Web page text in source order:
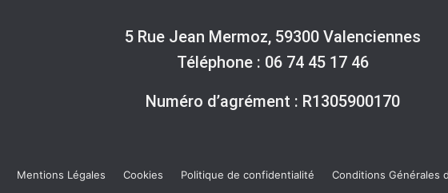
5 Rue Jean Mermoz, 59300 Valenciennes
Téléphone : 06 74 45 17 46
Numéro d’agrément : R1305900170
Mentions Légales Cookies Politique de confidentialité Conditions Générales